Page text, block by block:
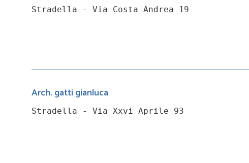
Stradella - Via Costa Andrea 19
Arch. gatti gianluca
Stradella - Via Xxvi Aprile 93